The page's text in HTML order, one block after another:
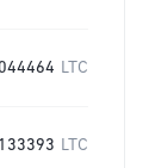
LTC
LTC